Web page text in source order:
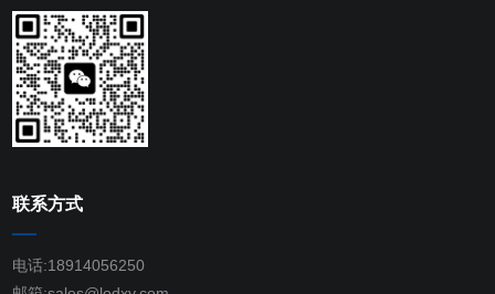
联系方式
电话:18914056250